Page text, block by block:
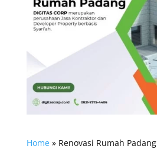
Home» Renovasi Rumah Padang